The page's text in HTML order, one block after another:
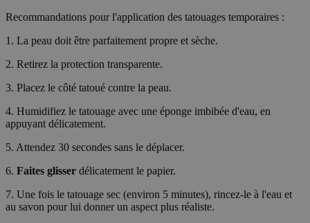
Recommandations pour l'application des tatouages temporaires :
1. La peau doit être parfaitement propre et sèche.
2. Retirez la protection transparente.
3. Placez le côté tatoué contre la peau.
4. Humidifiez le tatouage avec une éponge imbibée d'eau, en
appuyant délicatement.
5. Attendez 30 secondes sans le déplacer.
6. Faites glisser délicatement le papier.
7. Une fois le tatouage sec (environ 5 minutes), rincez-le à l'eau et
au savon pour lui donner un aspect plus réaliste.